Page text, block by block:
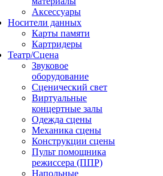
Аксессуары
Носители данных
Карты памяти
Картридеры
Театр/Сцена
Звуковое
оборудование
Сценический свет
Виртуальные
концертные залы
Одежда сцены
Механика сцены
Конструкции сцены
Пульт помощника
режиссера (ППР)
Напольные